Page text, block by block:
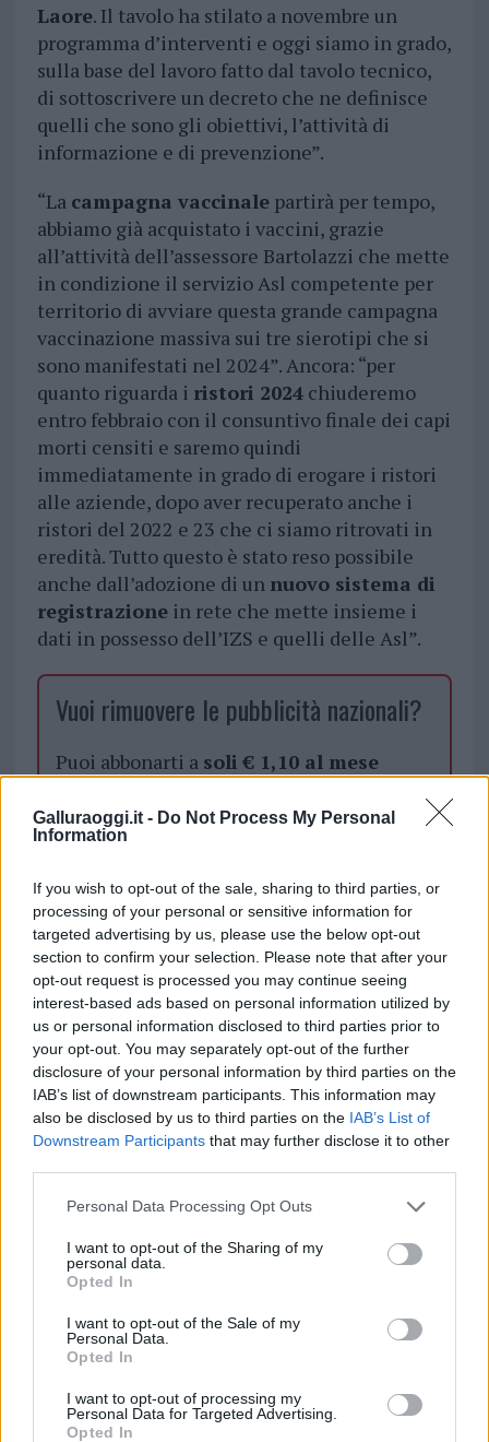
Galluraoggi.it - Do Not Process My Personal
Information
If you wish to opt-out of the sale, sharing to third parties, or
processing of your personal or sensitive information for
targeted advertising by us, please use the below opt-out
section to confirm your selection. Please note that after your
opt-out request is processed you may continue seeing
interest-based ads based on personal information utilized by
us or personal information disclosed to third parties prior to
your opt-out. You may separately opt-out of the further
disclosure of your personal information by third parties on the
IAB’s list of downstream participants. This information may
also be disclosed by us to third parties on the IAB’s List of
Downstream Participants that may further disclose it to other
Please note that this website/app uses one or more Google
not limited to your visit or usage behaviour. You may click to
grant or deny consent to Google and its third-party tags to
use your data for below specified purposes in below Google
consent section.
Personal Data Processing Opt Outs
I want to opt-out of the Sharing of my
personal data.
Opted In
I want to opt-out of the Sale of my
Personal Data.
Opted In
I want to opt-out of processing my
Personal Data for Targeted Advertising.
Opted In
Laore. Il tavolo ha stilato a novembre un
programma d’interventi e oggi siamo in grado,
sulla base del lavoro fatto dal tavolo tecnico,
di sottoscrivere un decreto che ne definisce
quelli che sono gli obiettivi, l’attività di
informazione e di prevenzione”.
“La campagna vaccinalepartirà per tempo,
abbiamo già acquistato i vaccini, grazie
all’attività dell’assessore Bartolazzi che mette
in condizione il servizio Asl competente per
territorio di avviare questa grande campagna
vaccinazione massiva sui tre sierotipi che si
sono manifestati nel 2024”. Ancora: “per
quanto riguarda i ristori 2024chiuderemo
entro febbraio con il consuntivo finale dei capi
morti censiti e saremo quindi
immediatamente in grado di erogare i ristori
alle aziende, dopo aver recuperato anche i
ristori del 2022 e 23 che ci siamo ritrovati in
eredità. Tutto questo è stato reso possibile
anche dall’adozione di un nuovo sistema di
registrazionein rete che mette insieme i
dati in possesso dell’IZS e quelli delle Asl”.
Vuoi rimuovere le pubblicità nazionali?
Puoi abbonarti a soli € 1,10 al mese
Sei già abbonato?
Puoi effettuare l'accesso andando nella
sezioneLogindal menù del sito o
cliccandoqui
TEMI: Armando Bartolazzi
Blue Tongue Sardegna
Gian Franco Satta
Lingua Blu Sardegna
Notizie Sardegna
Condividi l'articolo
F
ce
b
o
o
k
T
it
te
r
Pi
n
te
st
W
h
at
A
p
S
h
a
NOTIZIE RECENTI